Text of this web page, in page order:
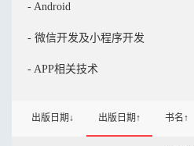
- Android
- 微信开发及小程序开发
- APP相关技术
出版日期↓ 出版日期↑ 书名↑